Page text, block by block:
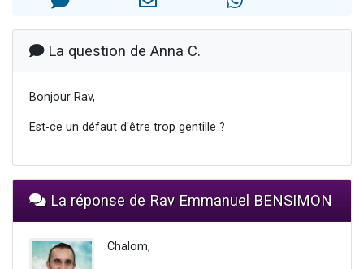
La question de Anna C.
Bonjour Rav,
Est-ce un défaut d'être trop gentille ?
La réponse de Rav Emmanuel BENSIMON
Chalom,